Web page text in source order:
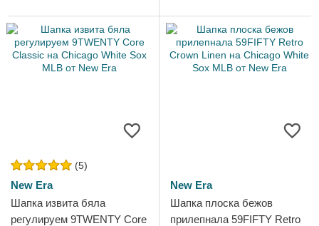
(5)
New Era
Шапка извита бяла
регулируем 9TWENTY Core
New Era
Шапка плоска бежов
прилепнала 59FIFTY Retro